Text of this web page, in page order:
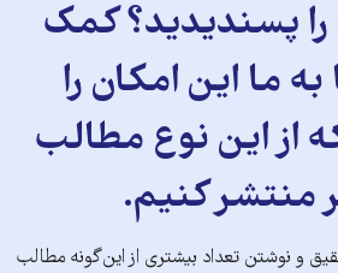
پسندیدید؟ کمک
ما این امکان را
از این نوع مطالب
منتشر کنیم.
و نوشتن تعداد بیشتری از این‌گونه مطالب